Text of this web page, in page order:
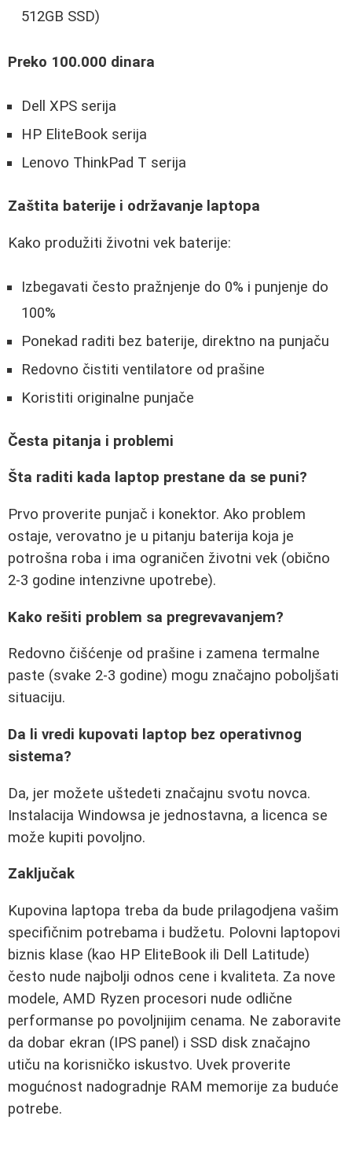
512GB SSD)
Preko 100.000 dinara
Dell XPS serija
HP EliteBook serija
Lenovo ThinkPad T serija
Zaštita baterije i održavanje laptopa
Kako produžiti životni vek baterije:
Izbegavati često pražnjenje do 0% i punjenje do
100%
Ponekad raditi bez baterije, direktno na punjaču
Redovno čistiti ventilatore od prašine
Koristiti originalne punjače
Česta pitanja i problemi
Šta raditi kada laptop prestane da se puni?
Prvo proverite punjač i konektor. Ako problem
ostaje, verovatno je u pitanju baterija koja je
potrošna roba i ima ograničen životni vek (obično
2-3 godine intenzivne upotrebe).
Kako rešiti problem sa pregrevavanjem?
Redovno čišćenje od prašine i zamena termalne
paste (svake 2-3 godine) mogu značajno poboljšati
situaciju.
Da li vredi kupovati laptop bez operativnog
sistema?
Da, jer možete uštedeti značajnu svotu novca.
Instalacija Windowsa je jednostavna, a licenca se
može kupiti povoljno.
Zaključak
Kupovina laptopa treba da bude prilagodjena vašim
specifičnim potrebama i budžetu. Polovni laptopovi
biznis klase (kao HP EliteBook ili Dell Latitude)
često nude najbolji odnos cene i kvaliteta. Za nove
modele, AMD Ryzen procesori nude odlične
performanse po povoljnijim cenama. Ne zaboravite
da dobar ekran (IPS panel) i SSD disk značajno
utiču na korisničko iskustvo. Uvek proverite
mogućnost nadogradnje RAM memorije za buduće
potrebe.